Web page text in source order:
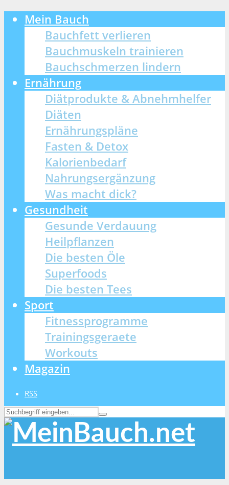
Mein Bauch
Bauchfett verlieren
Bauchmuskeln trainieren
Bauchschmerzen lindern
Ernährung
Diätprodukte & Abnehmhelfer
Diäten
Ernährungspläne
Fasten & Detox
Kalorienbedarf
Nahrungsergänzung
Was macht dick?
Gesundheit
Gesunde Verdauung
Heilpflanzen
Die besten Öle
Superfoods
Die besten Tees
Sport
Fitnessprogramme
Trainingsgeraete
Workouts
Magazin
RSS